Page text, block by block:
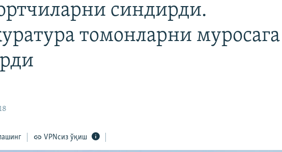
синдирди.
томонларни муросага
VPNсиз ўқиш